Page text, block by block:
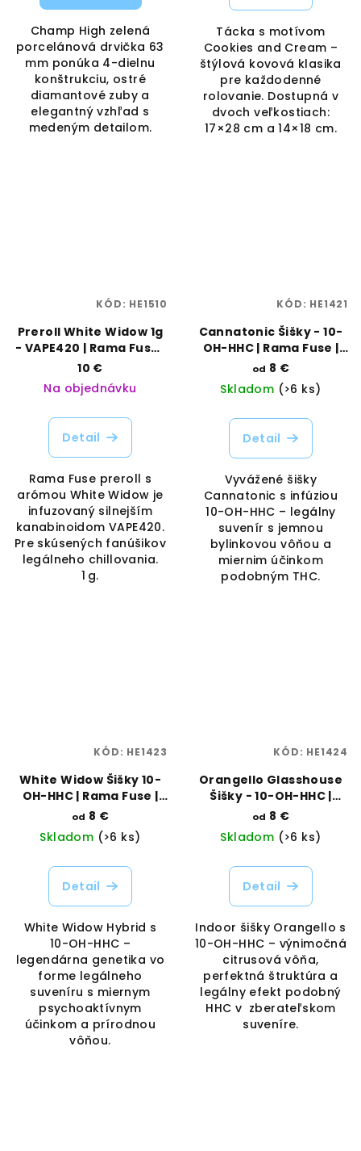
Champ High zelená
porcelánová drvička 63
mm ponúka 4-dielnu
konštrukciu, ostré
diamantové zuby a
elegantný vzhľad s
medeným detailom.
Tácka s motívom
Cookies and Cream –
štýlová kovová klasika
pre každodenné
rolovanie. Dostupná v
dvoch veľkostiach:
17×28 cm a 14×18 cm.
Preroll White Widow 1g
- VAPE420 | Rama Fuse |
Vaporama
10 €
Na objednávku
Detail
Rama Fuse preroll s
arómou White Widow je
infuzovaný silnejším
kanabinoidom VAPE420.
Pre skúsených fanúšikov
legálneho chillovania.
1 g.
KÓD: HE1510
Cannatonic Šišky - 10-
OH-HHC | Rama Fuse |
Vaporama
od 8 €
Skladom (>6 ks)
Detail
Vyvážené šišky
Cannatonic s infúziou
10-OH-HHC – legálny
suvenír s jemnou
bylinkovou vôňou a
miernim účinkom
podobným THC.
KÓD: HE1421
White Widow Šišky 10-
OH-HHC | Rama Fuse |
Vaporama
od 8 €
Skladom (>6 ks)
Detail
White Widow Hybrid s
10-OH-HHC –
legendárna genetika vo
forme legálneho
suveníru s miernym
psychoaktívnym
účinkom a prírodnou
vôňou.
KÓD: HE1423
Orangello Glasshouse
Šišky - 10-OH-HHC |
Rama Fuse | Vaporama
od 8 €
Skladom (>6 ks)
Detail
Indoor šišky Orangello s
10-OH-HHC – výnimočná
citrusová vôňa,
perfektná štruktúra a
legálny efekt podobný
HHC v zberateľskom
suveníre.
KÓD: HE1424